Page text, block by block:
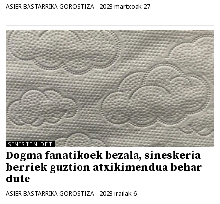
ASIER BASTARRIKA GOROSTIZA - 2023 martxoak 27
SINISTEN DET
Dogma fanatikoek bezala, sineskeria
berriek guztion atxikimendua behar
dute
ASIER BASTARRIKA GOROSTIZA - 2023 irailak 6